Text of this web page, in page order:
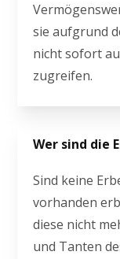
sie aufgrund
nicht sofort
zugreifen.
Wer sind die
Sind keine
vorhanden
diese nicht
und Tanten